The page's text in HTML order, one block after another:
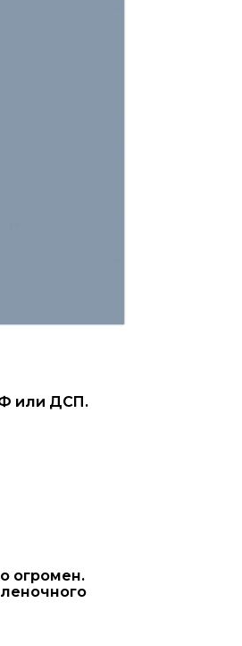
или ДСП.
огромен.